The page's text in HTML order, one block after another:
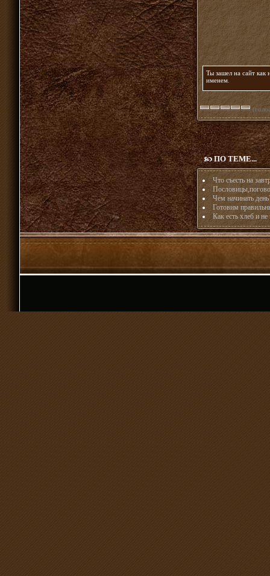
Ты зашел на сайт как
именем
ПО ТЕМЕ...
Что съесть на
Чем начинать
Готовим
Как есть хлеб и не